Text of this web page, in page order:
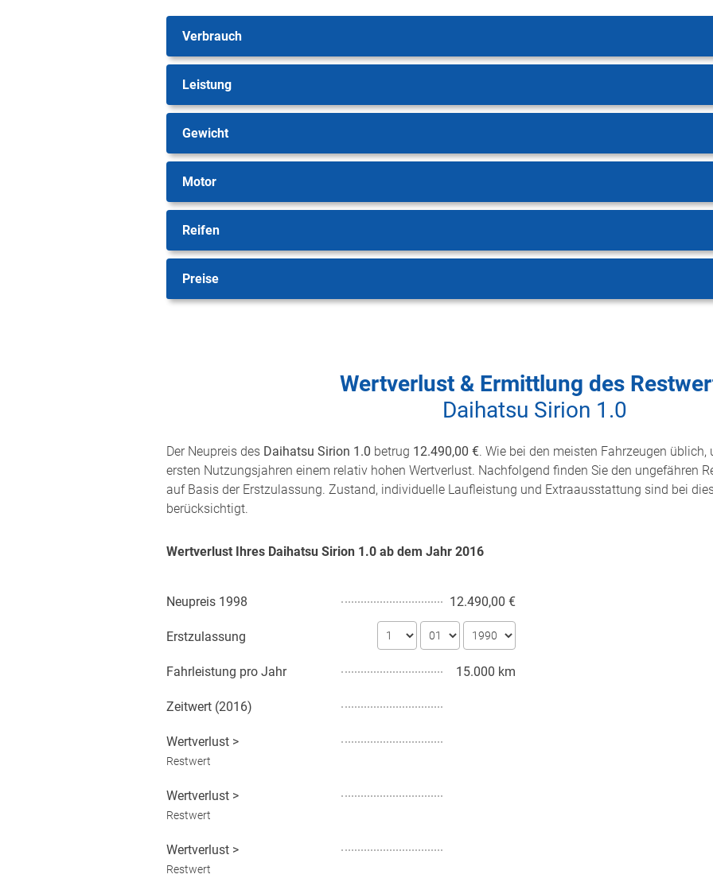
Verbrauch
Leistung
Gewicht
Motor
Reifen
Preise
Wertverlust & Ermittlung des
Daihatsu Sirion 1.0
Der Neupreis des Daihatsu Sirion 1.0 betrug 12.490,00 €. Wie bei den meisten Fahrzeugen
ersten Nutzungsjahren einem relativ hohen Wertverlust. Nachfolgend finden Sie den ungefähren
auf Basis der Erstzulassung. Zustand, individuelle Laufleistung und Extraausstattung sind bei
berücksichtigt.
Wertverlust Ihres Daihatsu Sirion 1.0 ab dem Jahr 2016
Neupreis 1998 12.490,00 €
Erstzulassung
Fahrleistung pro Jahr 15.000 km
Zeitwert (2016)
Wertverlust >
Restwert
Wertverlust >
Restwert
Wertverlust >
Restwert